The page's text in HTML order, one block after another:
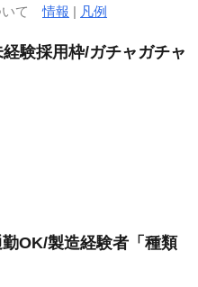
いて情報 | 凡例
験採用枠/ガチャガチャ
OK/製造経験者「種類